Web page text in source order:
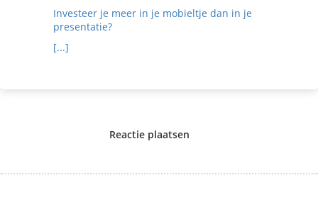
Investeer je meer in je mobieltje dan in je
presentatie?
[...]
Reactie plaatsen